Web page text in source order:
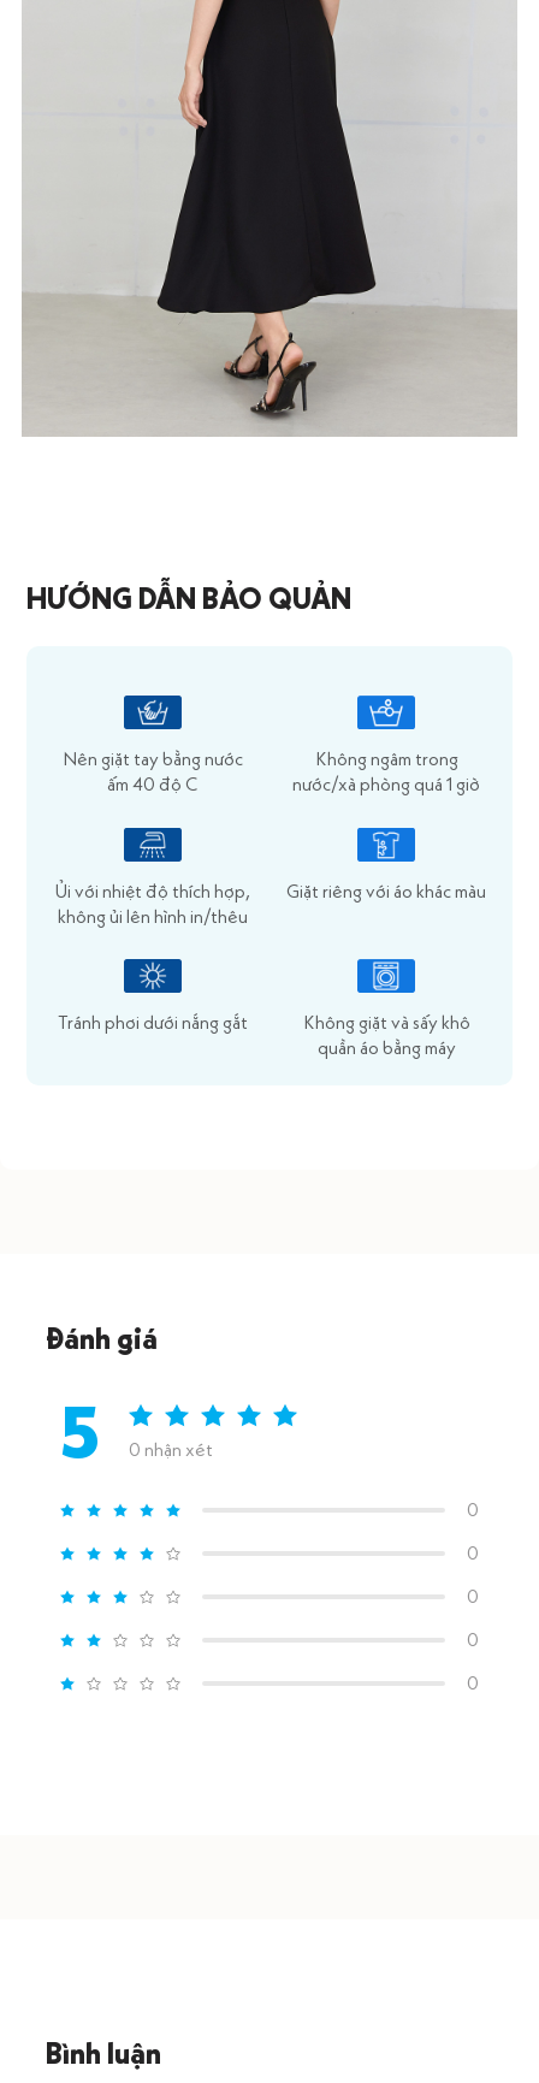
HƯỚNG DẪN BẢO QUẢN
Nên giặt tay bằng nước
ấm 40 độ C
Không ngâm trong
nước/xà phòng quá 1 giờ
Ủi với nhiệt độ thích hợp,
không ủi lên hình in/thêu
Giặt riêng với áo khác màu
Tránh phơi dưới nắng gắt
Không giặt và sấy khô
quần áo bằng máy
Đánh giá
5 0 nhận xét
0
0
0
0
0
Bình luận